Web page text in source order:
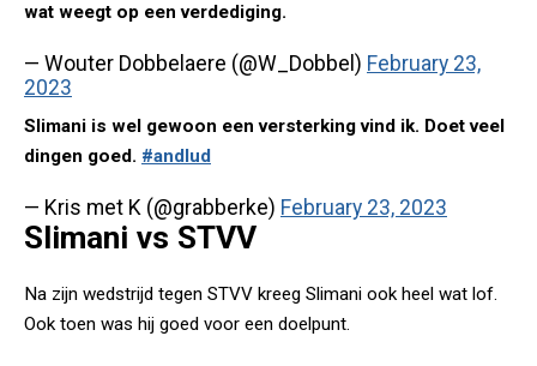
wat weegt op een verdediging.
— Wouter Dobbelaere (@W_Dobbel) February 23,
2023
Slimani is wel gewoon een versterking vind ik. Doet veel
dingen goed. #andlud
— Kris met K (@grabberke) February 23, 2023
Slimani vs STVV
Na zijn wedstrijd tegen STVV kreeg Slimani ook heel wat lof.
Ook toen was hij goed voor een doelpunt.